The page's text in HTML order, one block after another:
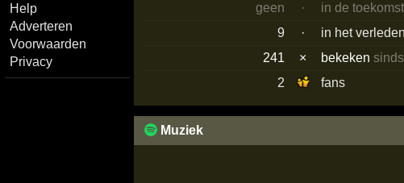
Help
Adverteren
Voorwaarden
Privacy
geen
·
in de toekomst
9
·
in het verleden
241
× bekeken
2
fans
Muziek